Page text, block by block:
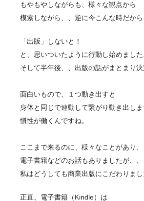
もやもやしながらも、様々な観点から
模索しながら、、逆に今こんな時だから
「出版」しないと！
と、思いついたように行動し始めました
そして半年後、、出版の話がまとまり決
面白いもので、１つ動き出すと
身体と同じで連動して繋がり動き出しま
慣性が働くんですね。
ここまで来るのに、様々なことがあり、
電子書籍などのお話もありましたが、、
私はどうしても商業出版にこだわりまし
正直、電子書籍（Kindle）は